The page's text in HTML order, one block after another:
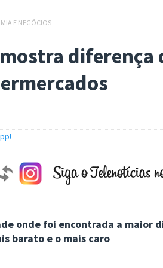
E NEGÓCIOS
diferença
onde foi encontrada a maior
barato e o mais caro